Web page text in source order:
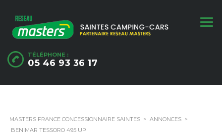
TÉLÉPHONE :
05 46 93 36 17
MASTERS FRANCE CONCESSIONNAIRE SAINTES > ANNONCES >
BENIMAR TESSORO 495 UP